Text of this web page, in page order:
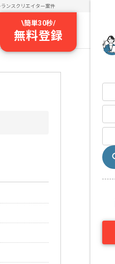
ランスクリエイター案件
\簡単30秒/
無料登録